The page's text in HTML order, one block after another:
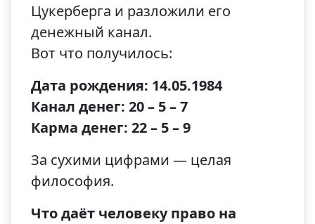
Цукерберга и разложили его
денежный канал.
Вот что получилось:
Дата рождения: 14.05.1984
Канал денег: 20 – 5 – 7
Карма денег: 22 – 5 – 9
За сухими цифрами — целая
философия.
Что даёт человеку право на